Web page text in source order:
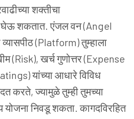
शक्तीचा
शकतात. एंजल वन (Angel
(Platform) तुम्हाला
(Risk), खर्च गुणोत्तर (Expense
यांच्या आधारे विविध
करते, ज्यामुळे तुम्ही तुमच्या
योजना निवडू शकता. कागदविरहित